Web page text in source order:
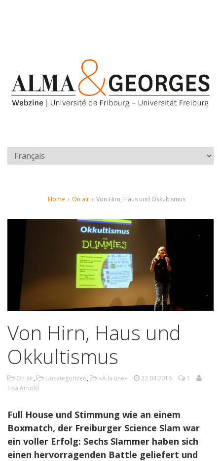
Home › On air › Von Hirn, Haus und Okkultismus
Von Hirn, Haus und
Okkultismus
On air, Uncategorized, «À la une» 22.04.2016
1
Lisa Arnold
Full House und Stimmung wie an einem
Boxmatch, der Freiburger Science Slam war
ein voller Erfolg: Sechs Slammer haben sich
einen hervorragenden Battle geliefert und